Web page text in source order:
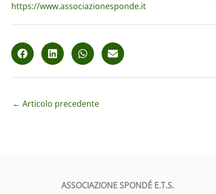
https://www.associazionesponde.it
← Articolo precedente
ASSOCIAZIONE SPONDÉ E.T.S.